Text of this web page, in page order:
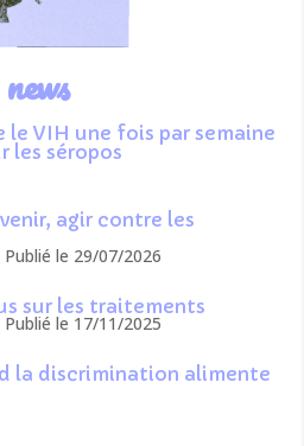
news
VIH une fois par semaine
les séropos
agir contre les
le 29/07/2026
sur les traitements
le 17/11/2025
la discrimination alimente